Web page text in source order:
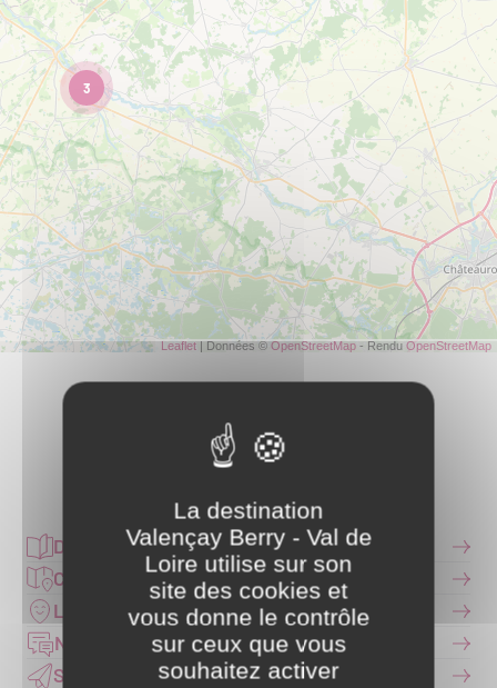
3
Leaflet| Données ©OpenStreetMap- RenduOpenStreetMap
Partager ce contenu
Documentation
Carte interactive
Les Offices de Tourisme
Nous contacter
S'inscrire à la newsletter
La destination
Valençay Berry - Val de
Loire utilise sur son
site des cookies et
vous donne le contrôle
sur ceux que vous
souhaitez activer